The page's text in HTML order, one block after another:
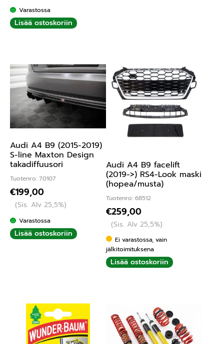
Varastossa
Lisää ostoskoriin
Audi A4 B9 (2015-2019)
S-line Maxton Design
takadiffuusori
Tuotenro: 70107
€199,00
(Sis. Alv 25,5%)
Varastossa
Lisää ostoskoriin
Audi A4 B9 facelift
(2019->) RS4-Look maski
(hopea/musta)
Tuotenro: 68512
€259,00
(Sis. Alv 25,5%)
Ei varastossa, vain
jälkitoimituksena
Lisää ostoskoriin